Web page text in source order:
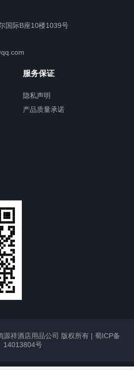
国际B座10楼1039号
服务保证
隐私声明
产品质量承诺
祥酒店用品公司 版权所有 | 蜀ICP备
14013804号